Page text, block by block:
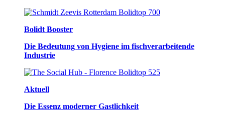
Bolidt Booster
Die Bedeutung von Hygiene im fischverarbeitende
Industrie
Aktuell
Die Essenz moderner Gastlichkeit